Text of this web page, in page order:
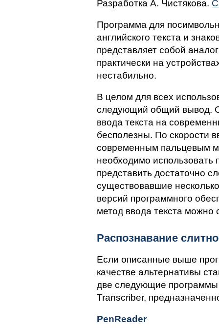
Разработка А. Чистякова.
Программа для
английского текста и
представляет собой
практически на
нестабильно.
В целом для всех
следующий общий вывод.
ввода текста на
бесполезны. По скорости
современным пальцевым
необходимо
представить достаточно
существовавшие
версий программного
метод ввода текста можно
Распознавание
Если описанные выше
качестве альтернативы
две следующие программы
Transcriber,
PenReader